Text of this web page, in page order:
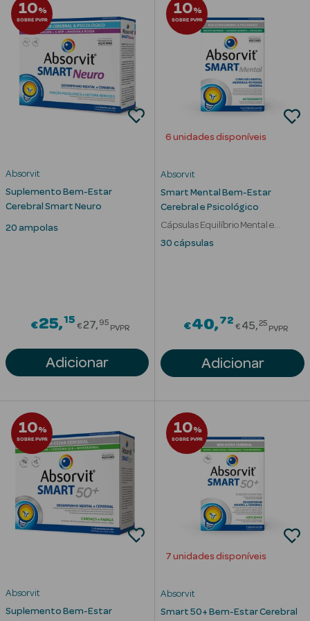
Esfoliantes
Corporais
Cicatrizantes
Depilatórios
Cuidados de
Mãos
Corporais
Coffrets
Acessórios
Ver Tudo
Cosmética
Rosto Luxo
10%
SOBRE PVPR
Absorvit
Suplemento Bem-Estar
Cerebral Smart Neuro
20 ampolas
€25 15Price reduced from
€27 95
PVPR
Adicionar
10%
SOBRE PVPR
6 unidades disponíveis
Absorvit
Smart Mental Bem-Estar
Cerebral e Psicológico
Cápsulas Equilíbrio Mental e
Cerebral
30 cápsulas
€40 72Price
€ 45 25
PVPR
Adicionar
10%
SOBRE PVPR
Absorvit
Suplemento Bem-Estar
10%
SOBRE PVPR
7 unidades disponíveis
Absorvit
Smart 50+ Bem-Estar Cerebral